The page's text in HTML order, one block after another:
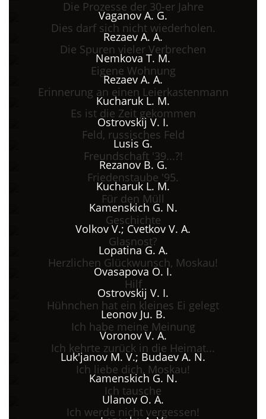
Die Prozesse der 30-er Jahre
Vaganov A. G.
Dies darf sich nicht wiederholen.
Rezaev A. A.
Die Spuren vieler Verbrechen
Nemkova T. M.
Eigene Wohnung
Rezaev A. A.
Erinnerung an einen Leierkastenmann
Kucharuk L. M.
Es ist die Zeit gekommen
Ostrovskij V. I.
Feld, russisches Feld
Lusis G.
Freundschaft '39...?!
Rezanov B. G.
Friedenstaube '95.
Kucharuk L. M.
Für den Müll
Kamenskich G. N.
Geschichte
Volkov V.; Cvetkov V. A.
Glasnost?
Lopatina G. A.
Herzlichen Glückwunsch, Moskau!
Ovasapova O. I.
Hilf
Ostrovskij V. I.
Hühnchen hat ein kleines Ei gelegt
Leonov Ju. B.
Ich habe meine Meinung
Voronov V. A.
Ich kehrte zurück in die Heimat...
Luk'janov M. V.; Budaev A. N.
Ich liebe dich, Moskau!
Kamenskich G. N.
Ich tausche
Ulanov O. A.
Ich werde nicht vergessen!